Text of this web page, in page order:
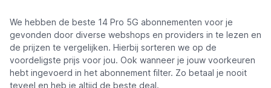
We hebben de beste 14 Pro 5G abonnementen voor je
gevonden door diverse webshops en providers in te lezen en
de prijzen te vergelijken. Hierbij sorteren we op de
voordeligste prijs voor jou. Ook wanneer je jouw voorkeuren
hebt ingevoerd in het abonnement filter. Zo betaal je nooit
teveel en heb je altijd de beste deal.